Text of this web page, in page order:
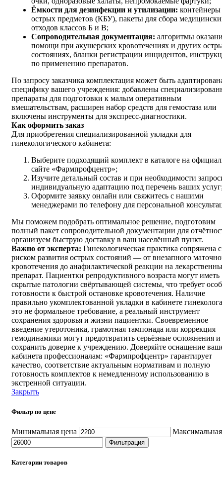
Закрыть
Фильтр по цене
Минимальная цена
Фильтрация
Категории товаров
Ёмкости для дезинфекции и утилизации: контейнеры
острых предметов (КБУ), пакеты для сбора
отходов классов Б и В;
Сопроводительная документация: алгоритмы
помощи при акушерских кровотечениях и других
состояниях, бланки регистрации инцидентов,
по применению препаратов.
По запросу заказчика комплектация может быть
специфику вашего учреждения: добавлены
препараты для подготовки к малым оперативным
вмешательствам, расширен набор средств для гемостаза или
включены инструменты для экспресс-диагностики.
Как оформить заказ
Для приобретения специализированной укладки для
гинекологического кабинета:
Выберите подходящий комплект в каталоге на
сайте «Фармпрофцентр»;
Изучите детальный состав и при необходимости
индивидуальную адаптацию под перечень ваших
Оформите заявку онлайн или свяжитесь с нашими
менеджерами по телефону для персональной
Мы поможем подобрать оптимальное решение, подготовим
полный пакет сопроводительной документации для
организуем быструю доставку в ваш населённый пункт.
Важно от эксперта: Гинекологическая практика сопряжена с
риском развития острых состояний — от внезапного
кровотечения до анафилактической реакции на
препарат. Пациентки репродуктивного возраста могут иметь
скрытые патологии свёртывающей системы, что требует
готовности к быстрой остановке кровотечения. Наличие
правильно укомплектованной укладки в кабинете
это не формальное требование, а реальный инструмент
сохранения здоровья и жизни пациентки. Своевременное
введение утеротоника, грамотная тампонада или коррекция
гемодинамики могут предотвратить серьёзные осложнения и
сохранить доверие к учреждению. Доверяйте оснащение
кабинета профессионалам: «Фармпрофцентр» гарантирует
качество, соответствие актуальным нормативам и полную
готовность комплектов к немедленному использованию в
экстренной ситуации.